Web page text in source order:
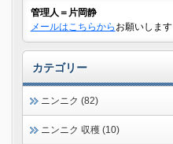
管理人＝片岡静
メールはこちらから お願いします
カテゴリー
ニンニク (82)
ニンニク 収穫 (10)